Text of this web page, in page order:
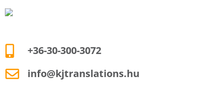
+36-30-300-3072
info@kjtranslations.hu